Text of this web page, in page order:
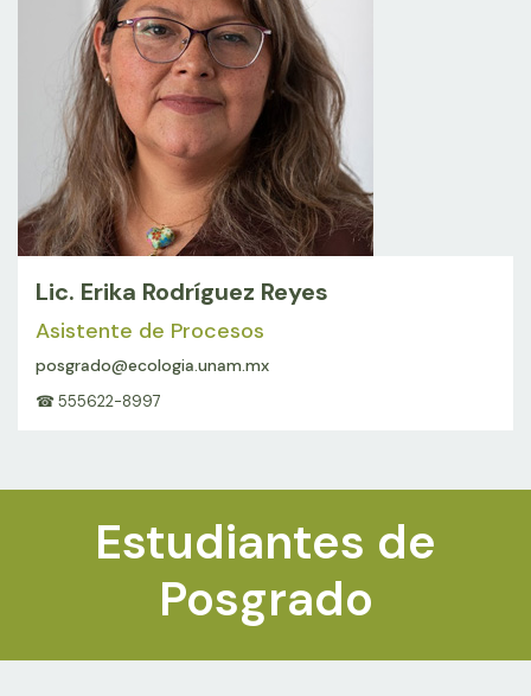
Lic. Erika Rodríguez Reyes
Asistente de Procesos
posgrado@ecologia.unam.mx
☎ 555622-8997
Estudiantes de
Posgrado